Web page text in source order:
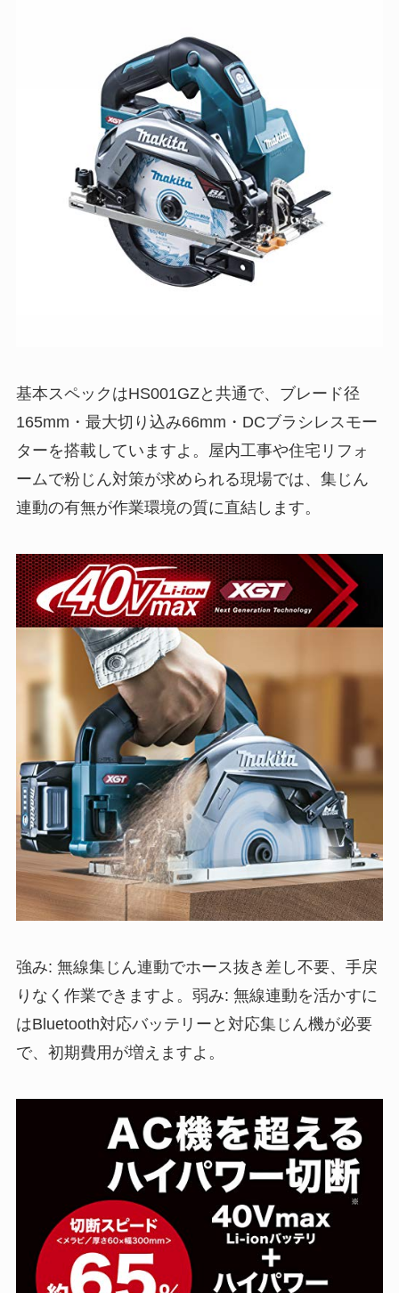
基本スペックはHS001GZと共通で、ブレード径
165mm・最大切り込み66mm・DCブラシレスモー
ターを搭載していますよ。屋内工事や住宅リフォ
ームで粉じん対策が求められる現場では、集じん
連動の有無が作業環境の質に直結します。
強み: 無線集じん連動でホース抜き差し不要、手戻
りなく作業できますよ。弱み: 無線連動を活かすに
はBluetooth対応バッテリーと対応集じん機が必要
で、初期費用が増えますよ。